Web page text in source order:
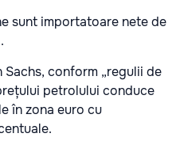
sunt importatoare nete de
conform „regulii de
petrolului conduce
în zona euro cu